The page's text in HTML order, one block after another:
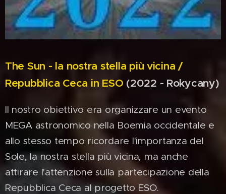
The Sun - la nostra stella più vicina /
Repubblica Ceca in ESO (2022 - Rokycany)
Il nostro obiettivo era organizzare un evento
MEGA astronomico nella Boemia occidentale e
allo stesso tempo ricordare l'importanza del
Sole, la nostra stella più vicina, ma anche
attirare l'attenzione sulla partecipazione della
Repubblica Ceca al progetto ESO.